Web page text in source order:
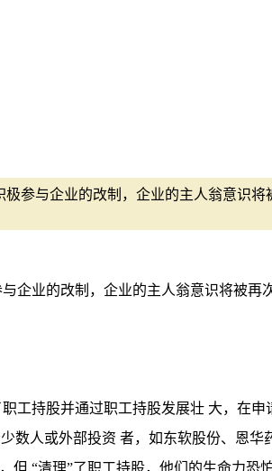
参与企业的改制，企业的主人翁意识将
企业的改制，企业的主人翁意识将被再
工持股并通过职工持股发展壮 大，在申
数人或外部投资 者，如东软股份、恩华